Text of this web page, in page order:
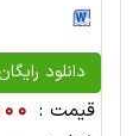
دانلود
قیمت :